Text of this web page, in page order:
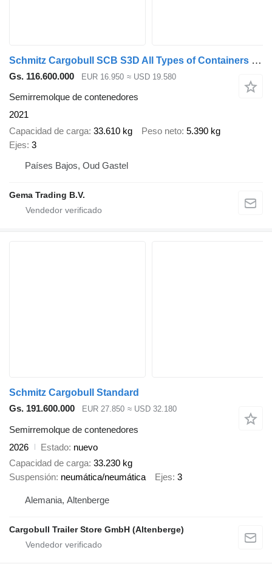
Schmitz Cargobull SCB S3D All Types of Containers - Front/Rear Slider - Lift Axle
Gs. 116.600.000 EUR 16.950 ≈ USD 19.580
Semirremolque de contenedores
2021
Capacidad de carga 33.610 kg Peso neto 5.390 kg
Ejes 3
Países Bajos, Oud Gastel
Gema Trading B.V.
Schmitz Cargobull Standard
Gs. 191.600.000
EUR 27.850 ≈ USD 32.180
Semirremolque de contenedores
2026
Estado nuevo
Capacidad de carga 33.230 kg
Suspensión neumática/neumática Ejes 3
Alemania, Altenberge
Cargobull Trailer Store GmbH (Altenberge)